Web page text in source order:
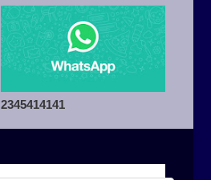
2345414141